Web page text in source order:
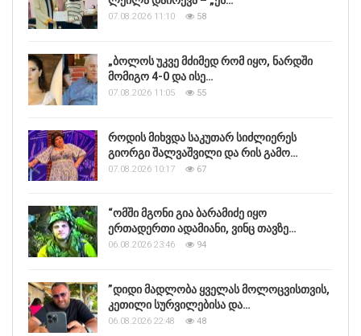
07.08.2026 11:10 58
„ბოლოს უკვე მძიმედ რომ იყო, ნარდში
მომიგო 4-0 და ისე…
07.08.2026 11:05 55
როდის მიხვდა საკუთარ სიძლიერეს
გიორგი შალვაშვილი და რის გამო…
07.08.2026 10:17 67
“ომში მგონი გია ბარამიძე იყო
ერთადერთი ადამიანი, ვინც თავზე…
06.08.2026 23:46 94
”დიდი მადლობა ყველას მოლოცვისთვის,
კეთილი სურვილებისა და…
06.08.2026 22:48 48